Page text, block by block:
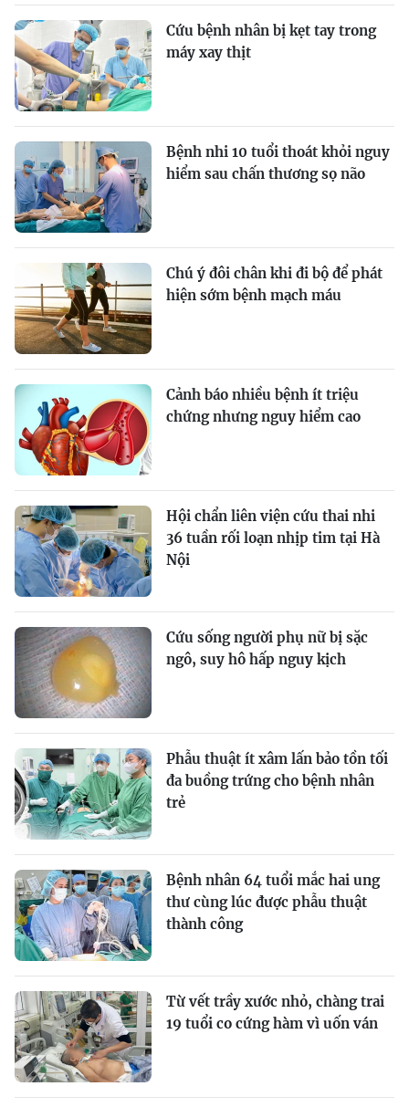
Cứu bệnh nhân bị kẹt tay trong
máy xay thịt
Bệnh nhi 10 tuổi thoát khỏi nguy
hiểm sau chấn thương sọ não
Chú ý đôi chân khi đi bộ để phát
hiện sớm bệnh mạch máu
Cảnh báo nhiều bệnh ít triệu
chứng nhưng nguy hiểm cao
Hội chẩn liên viện cứu thai nhi
36 tuần rối loạn nhịp tim tại Hà
Nội
Cứu sống người phụ nữ bị sặc
ngô, suy hô hấp nguy kịch
Phẫu thuật ít xâm lấn bảo tồn tối
đa buồng trứng cho bệnh nhân
trẻ
Bệnh nhân 64 tuổi mắc hai ung
thư cùng lúc được phẫu thuật
thành công
Từ vết trầy xước nhỏ, chàng trai
19 tuổi co cứng hàm vì uốn ván